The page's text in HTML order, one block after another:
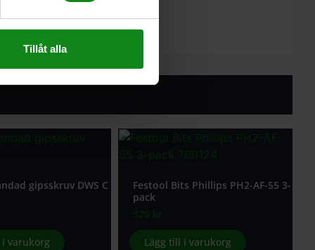
Tillåt alla
gipsskruv DWS C
varukorg
Festool Bits Phillips PH2-AF-55 3-
pack
320 kr
Lägg till i varukorg